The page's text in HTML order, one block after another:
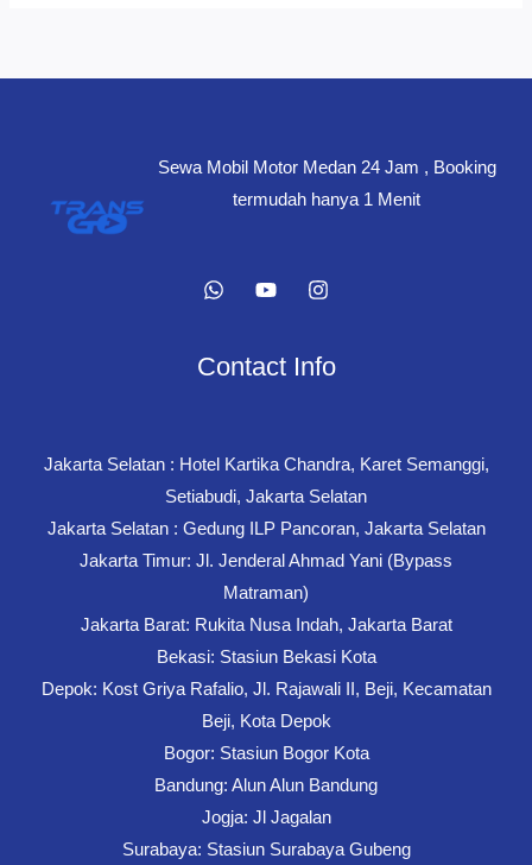
Bulan
untuk
Mahasiswa
Sewa Mobil Motor Medan 24 Jam , Booking
termudah hanya 1 Menit
Contact Info
Jakarta Selatan : Hotel Kartika Chandra, Karet Semanggi,
Setiabudi, Jakarta Selatan
Jakarta Selatan : Gedung ILP Pancoran, Jakarta Selatan
Jakarta Timur: Jl. Jenderal Ahmad Yani (Bypass
Matraman)
Jakarta Barat: Rukita Nusa Indah, Jakarta Barat
Bekasi: Stasiun Bekasi Kota
Depok: Kost Griya Rafalio, Jl. Rajawali II, Beji, Kecamatan
Beji, Kota Depok
Bogor: Stasiun Bogor Kota
Bandung: Alun Alun Bandung
Jogja: Jl Jagalan
Surabaya: Stasiun Surabaya Gubeng